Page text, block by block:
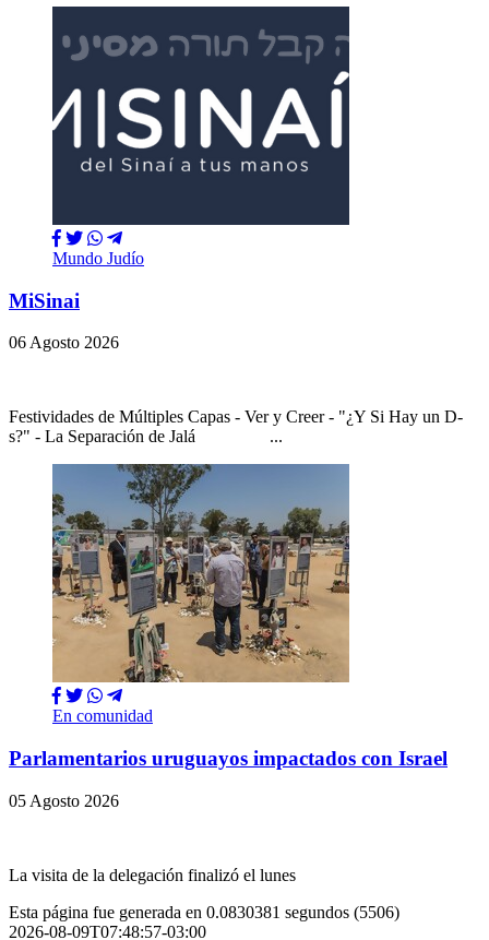
Mundo Judío
MiSinai
06 Agosto 2026
Festividades de Múltiples Capas - Ver y Creer - "¿Y Si Hay un D-
s?" - La Separación de Jalá ...
En comunidad
Parlamentarios uruguayos impactados con Israel
05 Agosto 2026
La visita de la delegación finalizó el lunes
Esta página fue generada en 0.0830381 segundos (5506)
2026-08-09T07:48:57-03:00